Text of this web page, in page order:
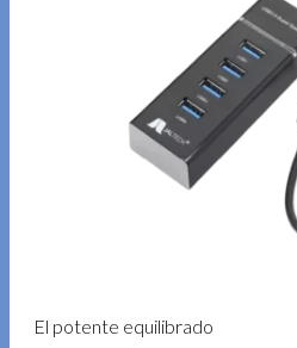
El potente equilibrado